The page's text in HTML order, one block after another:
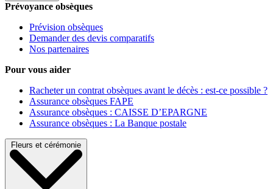
Prévoyance obsèques
Prévision obsèques
Demander des devis comparatifs
Nos partenaires
Pour vous aider
Racheter un contrat obsèques avant le décès : est-ce possible ?
Assurance obsèques FAPE
Assurance obsèques : CAISSE D’EPARGNE
Assurance obsèques : La Banque postale
Fleurs et cérémonie